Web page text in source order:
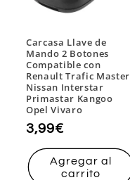
Carcasa Llave de
Mando 2 Botones
Compatible con
Renault Trafic Master
Nissan Interstar
Primastar Kangoo
Opel Vivaro
Precio
habitual
3,99€
Agregar al
carrito